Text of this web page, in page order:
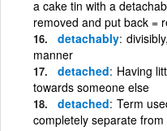
a cake tin with a
removed and put back =
detachably
manner
detached Having
towards someone else
detached Term
completely separate